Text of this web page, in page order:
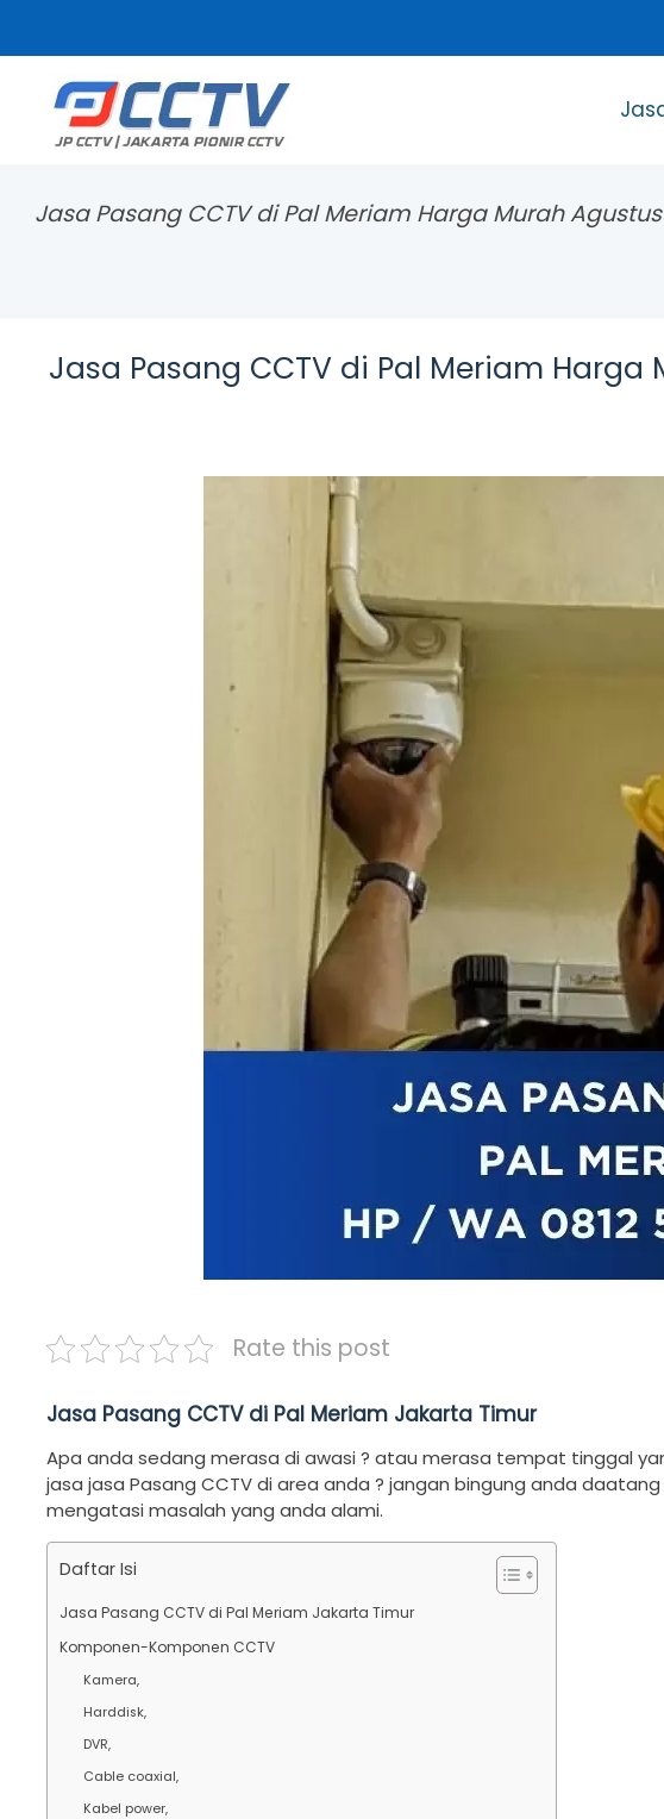
Jasa Pasang CCTV di Pal Meriam Harga Murah
Jasa Pasang CCTV di Pal Meriam Harga
Rate this post
Jasa Pasang CCTV di Pal Meriam Jakarta Timur
Apa anda sedang merasa di awasi ? atau merasa tempat tinggal
jasa jasa Pasang CCTV di area anda ? jangan bingung anda
mengatasi masalah yang anda alami.
Daftar Isi
Jasa Pasang CCTV di Pal Meriam Jakarta Timur
Komponen-Komponen CCTV
Kamera,
Harddisk,
DVR,
Cable coaxial,
Kabel power,